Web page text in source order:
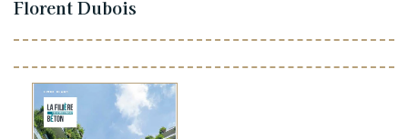
Florent Dubois